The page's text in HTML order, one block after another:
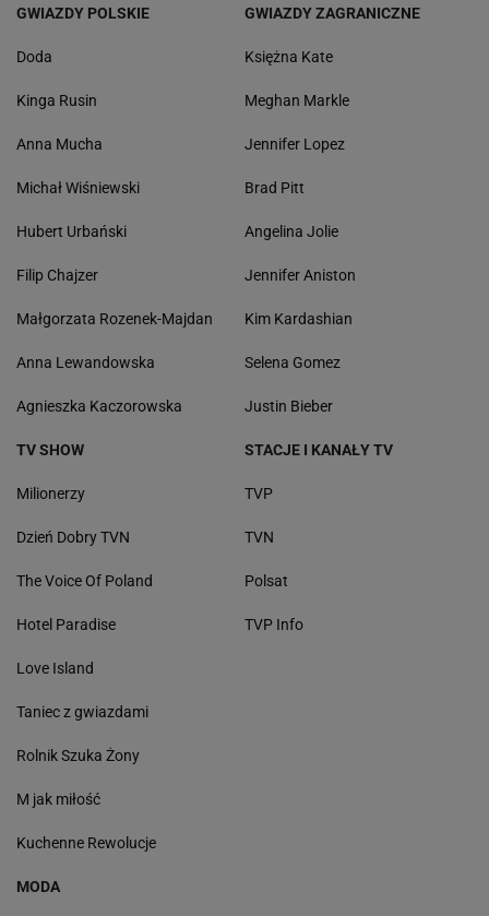
GWIAZDY POLSKIE
Doda
Kinga Rusin
Anna Mucha
Michał Wiśniewski
Hubert Urbański
Filip Chajzer
Małgorzata Rozenek-Majdan
Anna Lewandowska
Agnieszka Kaczorowska
GWIAZDY ZAGRANICZNE
Księżna Kate
Meghan Markle
Jennifer Lopez
Brad Pitt
Angelina Jolie
Jennifer Aniston
Kim Kardashian
Selena Gomez
Justin Bieber
TV SHOW
Milionerzy
Dzień Dobry TVN
The Voice Of Poland
Hotel Paradise
Love Island
Taniec z gwiazdami
Rolnik Szuka Żony
M jak miłość
Kuchenne Rewolucje
STACJE I KANAŁY TV
TVP
TVN
Polsat
TVP Info
MODA